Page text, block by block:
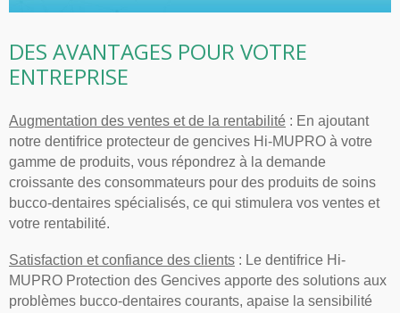
DES AVANTAGES POUR VOTRE
ENTREPRISE
Augmentation des ventes et de la rentabilité : En ajoutant
notre dentifrice protecteur de gencives Hi-MUPRO à votre
gamme de produits, vous répondrez à la demande
croissante des consommateurs pour des produits de soins
bucco-dentaires spécialisés, ce qui stimulera vos ventes et
votre rentabilité.
Satisfaction et confiance des clients : Le dentifrice Hi-
MUPRO Protection des Gencives apporte des solutions aux
problèmes bucco-dentaires courants, apaise la sensibilité